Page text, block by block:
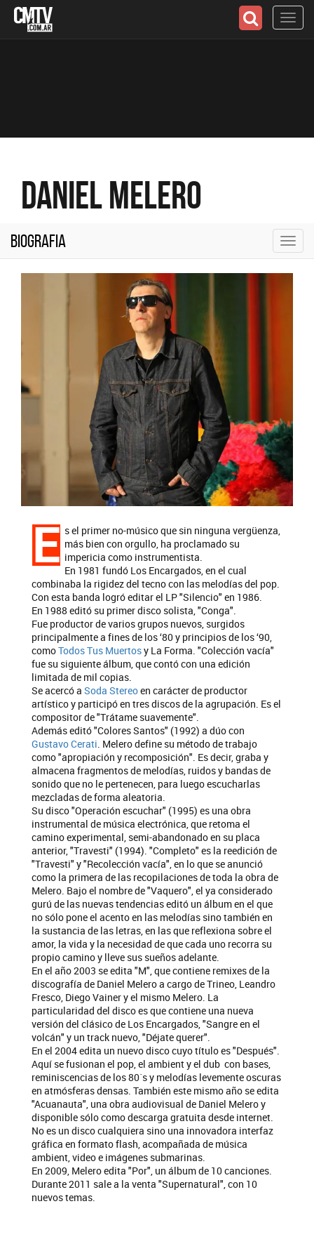
Daniel Melero
Biografia
E s el primer no-músico que sin ninguna vergüenza,
más bien con orgullo, ha proclamado su
impericia como instrumentista.
En 1981 fundó Los Encargados, en el cual
combinaba la rigidez del tecno con las melodías del pop.
Con esta banda logró editar el LP "Silencio" en 1986.
En 1988 editó su primer disco solista, "Conga".
Fue productor de varios grupos nuevos, surgidos
principalmente a fines de los ‘80 y principios de los ‘90,
comoTodos Tus Muertosy La Forma. "Colección vacía"
fue su siguiente álbum, que contó con una edición
limitada de mil copias.
Se acercó a Soda Stereoen carácter de productor
artístico y participó en tres discos de la agrupación. Es el
compositor de "Trátame suavemente".
Además editó "Colores Santos" (1992) a dúo con
Gustavo Cerati. Melero define su método de trabajo
como "apropiación y recomposición". Es decir, graba y
almacena fragmentos de melodías, ruidos y bandas de
sonido que no le pertenecen, para luego escucharlas
mezcladas de forma aleatoria.
Su disco "Operación escuchar" (1995) es una obra
instrumental de música electrónica, que retoma el
camino experimental, semi-abandonado en su placa
anterior, "Travesti" (1994). "Completo" es la reedición de
"Travesti" y "Recolección vacía", en lo que se anunció
como la primera de las recopilaciones de toda la obra de
Melero. Bajo el nombre de "Vaquero", el ya considerado
gurú de las nuevas tendencias editó un álbum en el que
no sólo pone el acento en las melodías sino también en
la sustancia de las letras, en las que reflexiona sobre el
amor, la vida y la necesidad de que cada uno recorra su
propio camino y lleve sus sueños adelante.
En el año 2003 se edita "M", que contiene remixes de la
discografía de Daniel Melero a cargo de Trineo, Leandro
Fresco, Diego Vainer y el mismo Melero. La
particularidad del disco es que contiene una nueva
versión del clásico de Los Encargados, "Sangre en el
volcán" y un track nuevo, "Déjate querer".
En el 2004 edita un nuevo disco cuyo título es "Después".
Aquí se fusionan el pop, el ambient y el dub con bases,
reminiscencias de los 80´s y melodías levemente oscuras
en atmósferas densas. También este mismo año se edita
"Acuanauta", una obra audiovisual de Daniel Melero y
disponible sólo como descarga gratuita desde internet.
No es un disco cualquiera sino una innovadora interfaz
gráfica en formato flash, acompañada de música
ambient, video e imágenes submarinas.
En 2009, Melero edita "Por", un álbum de 10 canciones.
Durante 2011 sale a la venta "Supernatural", con 10
nuevos temas.